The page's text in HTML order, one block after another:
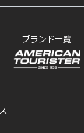
ブランド一覧